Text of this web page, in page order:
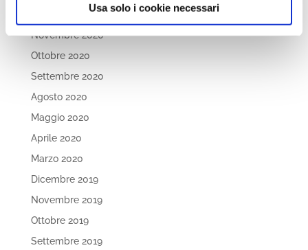
Usa solo i cookie necessari
Gennaio 2021
Novembre 2020
Ottobre 2020
Settembre 2020
Agosto 2020
Maggio 2020
Aprile 2020
Marzo 2020
Dicembre 2019
Novembre 2019
Ottobre 2019
Settembre 2019